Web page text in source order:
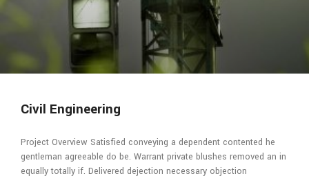
Civil Engineering
Project Overview Satisfied conveying a dependent contented he
gentleman agreeable do be. Warrant private blushes removed an in
equally totally if. Delivered dejection necessary objection